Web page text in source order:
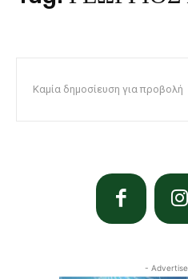
Καμία δημοσίευση για προβολή
-